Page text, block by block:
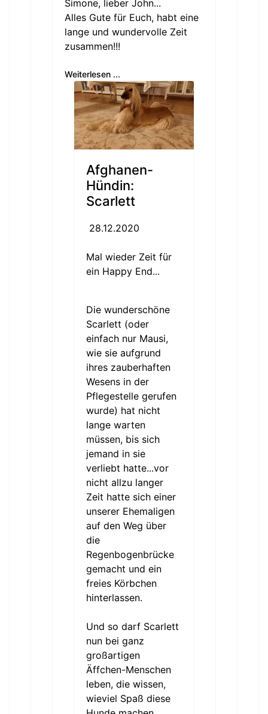
Simone, lieber John...
Alles Gute für Euch, habt eine
lange und wundervolle Zeit
zusammen!!!
Weiterlesen ...
Afghanen-
Hündin:
Scarlett
28.12.2020
Mal wieder Zeit für
ein Happy End...
Die wunderschöne
Scarlett (oder
einfach nur Mausi,
wie sie aufgrund
ihres zauberhaften
Wesens in der
Pflegestelle gerufen
wurde) hat nicht
lange warten
müssen, bis sich
jemand in sie
verliebt hatte...vor
nicht allzu langer
Zeit hatte sich einer
unserer Ehemaligen
auf den Weg über
die
Regenbogenbrücke
gemacht und ein
freies Körbchen
hinterlassen.
Und so darf Scarlett
nun bei ganz
großartigen
Äffchen-Menschen
leben, die wissen,
wieviel Spaß diese